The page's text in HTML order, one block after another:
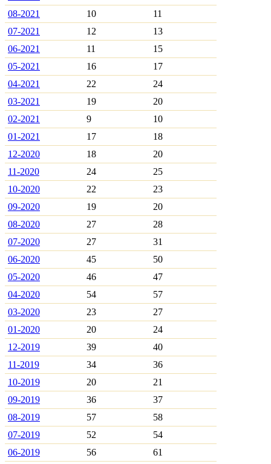
08-2021
10
11
07-2021
12
13
06-2021
11
15
05-2021
16
17
04-2021
22
24
03-2021
19
20
02-2021
9
10
01-2021
17
18
12-2020
18
20
11-2020
24
25
10-2020
22
23
09-2020
19
20
08-2020
27
28
07-2020
27
31
06-2020
45
50
05-2020
46
47
04-2020
54
57
03-2020
23
27
01-2020
20
24
12-2019
39
40
11-2019
34
36
10-2019
20
21
09-2019
36
37
08-2019
57
58
07-2019
52
54
06-2019
56
61